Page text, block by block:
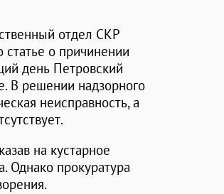
отдел СКР
о причинении
день Петровский
В решении надзорного
неисправность, а
на кустарное
Однако прокуратура